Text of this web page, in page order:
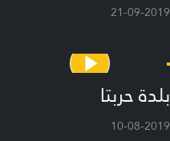
21-09-2019
بلدة حربتا
10-08-2019